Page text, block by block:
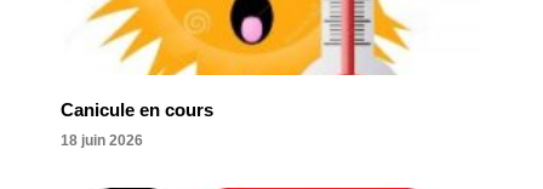
Canicule en cours
18 juin 2026